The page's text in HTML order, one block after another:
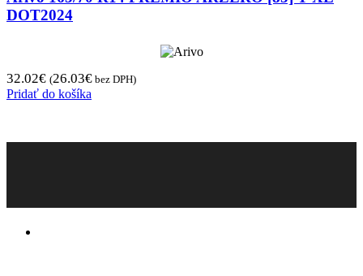
DOT2024
32.02€ (26.03€ bez DPH)
Pridať do košíka